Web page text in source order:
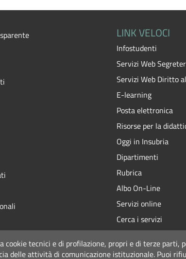
LINK VELOCI
Infostudenti
Servizi Web
Servizi Web Diritto
E-learning
Posta elettronica
Risorse per la
Oggi in Insubria
Dipartimenti
Rubrica
Albo On-Line
Servizi online
Cerca i servizi
Sedi e orari
cookie tecnici e di profilazione, propri e di terze
delle attività di comunicazione istituzionale. Puoi